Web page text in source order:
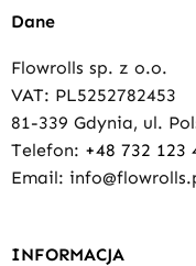
Dane
Flowrolls sp. z o.o.
VAT: PL5252782453
81-339 Gdynia, ul.
Telefon: +48 732 123
Email:
INFORMACJA